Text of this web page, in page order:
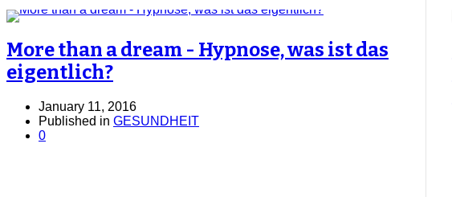
More than a dream - Hypnose, was ist das
eigentlich?
January 11, 2016
Published in GESUNDHEIT
0